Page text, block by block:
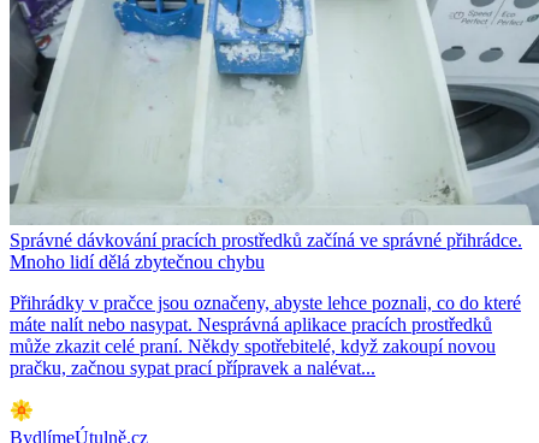
Správné dávkování pracích prostředků začíná ve správné přihrádce.
Mnoho lidí dělá zbytečnou chybu
Přihrádky v pračce jsou označeny, abyste lehce poznali, co do které
máte nalít nebo nasypat. Nesprávná aplikace pracích prostředků
může zkazit celé praní. Někdy spotřebitelé, když zakoupí novou
pračku, začnou sypat prací přípravek a nalévat...
BydlímeÚtulně.cz